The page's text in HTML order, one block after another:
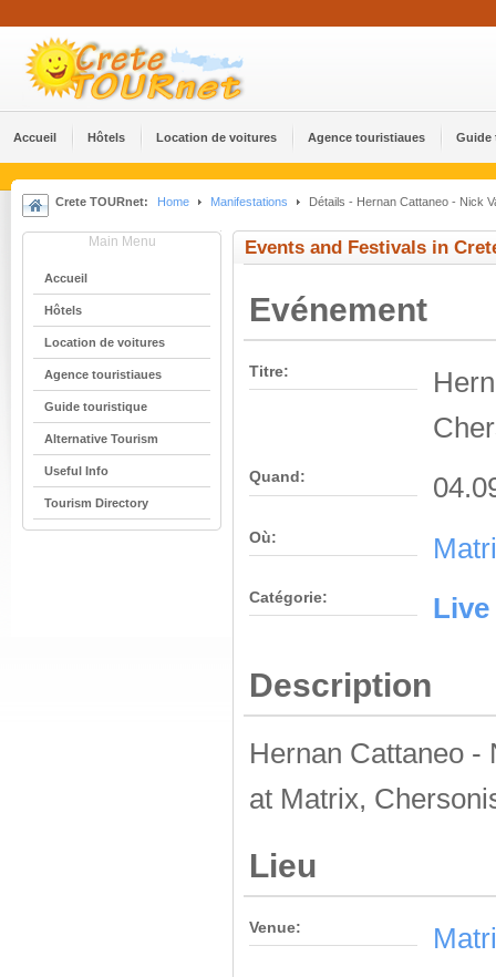
Accueil Hôtels Location de voitures Agence touristiaues Guide
Crete TOURnet: Home Manifestations Détails - Hernan Cattaneo - Nick
Main Menu
Accueil
Hôtels
Location de voitures
Agence touristiaues
Guide touristique
Alternative Tourism
Useful Info
Tourism Directory
Events and Festivals in
Evénement
Titre:
Quand:
Où:
Catégorie: Live
Description
Hernan Cattaneo -
at Matrix,
Lieu
Venue: